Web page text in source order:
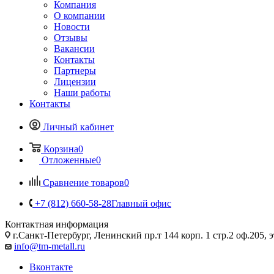
Компания
О компании
Новости
Отзывы
Вакансии
Контакты
Партнеры
Лицензии
Наши работы
Контакты
Личный кабинет
Корзина0
Отложенные0
Сравнение товаров0
+7 (812) 660-58-28Главный офис
Контактная информация
г.Санкт-Петербург, Ленинский пр.т 144 корп. 1 стр.2 оф.205,
info@tm-metall.ru
Вконтакте